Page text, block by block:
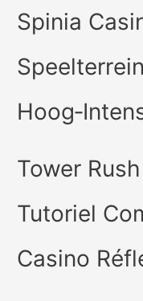
Spinia
Tower
Tutoriel
Casino